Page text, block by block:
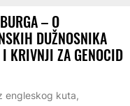
– O
DUŽNOSNIKA
I KRIVNJI ZA GENOCID
engleskog kuta,